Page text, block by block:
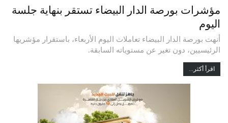
مؤشرات بورصة الدار البيضاء تستقر بنهاية جلسة
اليوم
أنهت بورصة الدار البيضاء تعاملات اليوم الأربعاء، باستقرار مؤشريها
الرئيسيين، دون تغير عن مستوياته السابقة.
اقرأ أكثر...